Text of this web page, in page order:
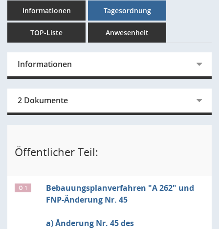
Informationen Tagesordnung
TOP-Liste Anwesenheit
Informationen
2 Dokumente
Öffentlicher Teil:
Ö 1
Bebauungsplanverfahren "A 262" und
FNP-Änderung Nr. 45
a) Änderung Nr. 45 des